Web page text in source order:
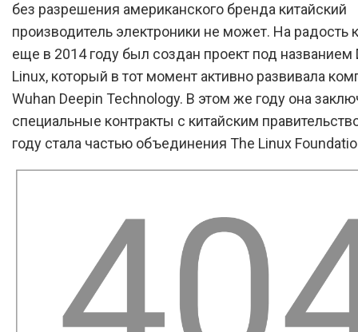
без разрешения американского бренда китайский
производитель электроники не может. На радость
еще в 2014 году был создан проект под названием
Linux, который в тот момент активно развивала
Wuhan Deepin Technology. В этом же году она
специальные контракты с китайским
году стала частью объединения The Linux